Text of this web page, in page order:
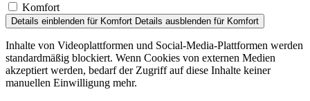
Komfort
Details einblenden für Komfort Details ausblenden für Komfort
Inhalte von Videoplattformen und Social-Media-Plattformen werden
standardmäßig blockiert. Wenn Cookies von externen Medien
akzeptiert werden, bedarf der Zugriff auf diese Inhalte keiner
manuellen Einwilligung mehr.